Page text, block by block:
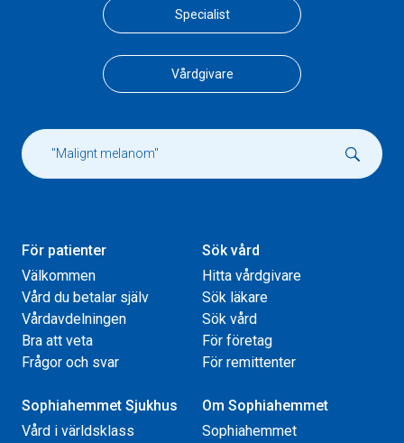
Specialist
Vårdgivare
För patienter
Välkommen
Vård du betalar själv
Vårdavdelningen
Bra att veta
Frågor och svar
Sök vård
Hitta vårdgivare
Sök läkare
Sök vård
För företag
För remittenter
Sophiahemmet Sjukhus
Vård i världsklass
Om Sophiahemmet
Sophiahemmet